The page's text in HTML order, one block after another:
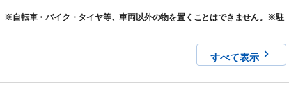
自転車・バイク・タイヤ等、車両以外の物を置くことはできません。※駐
すべて表示